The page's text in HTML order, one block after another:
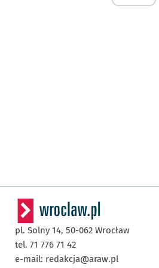
pl. Solny 14, 50-062 Wrocław
tel. 71 776 71 42
e-mail: redakcja@araw.pl